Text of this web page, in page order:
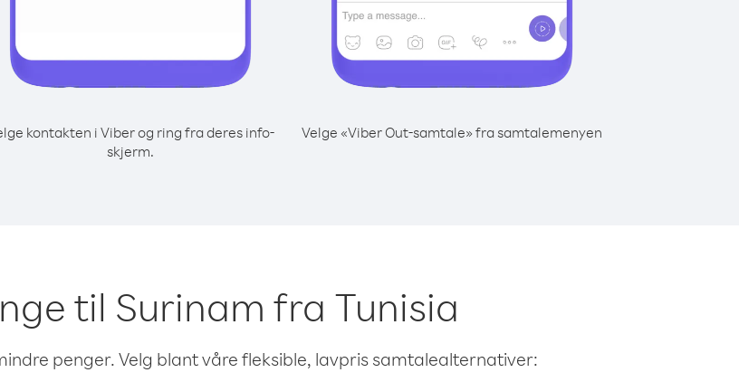
kontakten i Viber og ring fra deres info-
skjerm.
Velge «Viber Out-samtale» fra samtalemenyen
til Surinam fra Tunisia
penger. Velg blant våre fleksible, lavpris samtalealternativer: